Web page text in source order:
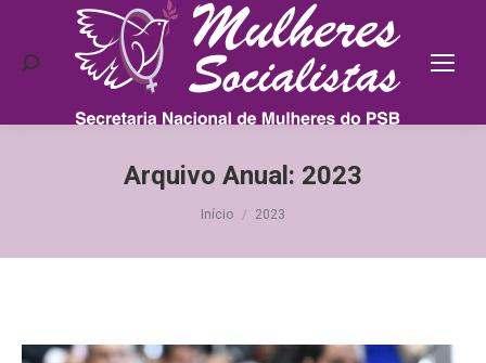
Search:
Arquivo Anual: 2023
Você está aqui:
Início 2023